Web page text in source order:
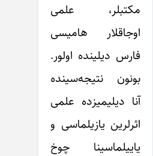
مکتبلر، علمی
اوجاقلار هامیسی
فارس دیلینده اولور.
بونون نتیجه‌سینده
آنا دیلیمیزده علمی
اثرلرین یازیلماسی و
یاییلماسینا چوخ